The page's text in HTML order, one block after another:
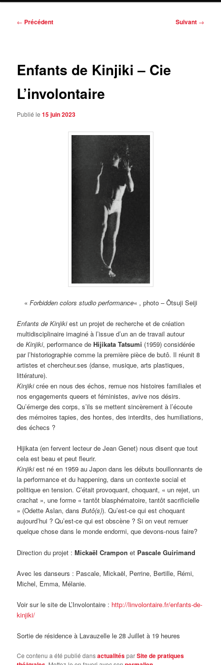
Navigation
← Précédent Suivant →
Enfants de Kinjiki – Cie
L’involontaire
Publié le15 juin 2023
« Forbidden colors studio performance« , photo – Ôtsuji Seiji
Enfants deKinjikiest un projet de recherche et de création
multidisciplinaire imaginé à l’issue d’un an de travail autour
deKinjiki, performance deHijikata Tatsumi (1959) considérée
par l’historiographie comme la première pièce de butô. Il réunit 8
artistes et chercheur.ses (danse, musique, arts plastiques,
littérature).
Kinjikicrée en nous des échos, remue nos histoires familiales et
nos engagements queers et féministes, avive nos désirs.
Qu’émerge des corps, s’ils se mettent sincèrement à l’écoute
des mémoires tapies, des hontes, des interdits, des humiliations,
des échecs ?
Hijikata (en fervent lecteur de Jean Genet) nous disent que tout
cela est beau et peut fleurir.
Kinjikiest né en 1959 au Japon dans les débuts bouillonnants de
la performance et du happening, dans un contexte social et
politique en tension. C’était provoquant, choquant, « un rejet, un
crachat », une forme « tantôt blasphématoire, tantôt sacrificielle
» (Odette Aslan, dansButô(s)). Qu’est-ce qui est choquant
aujourd’hui ? Qu’est-ce qui est obscène ? Si on veut remuer
quelque chose dans le monde endormi, que devons-nous faire?
Direction du projet :Mickaël Crampon et Pascale Guirimand
Avec les danseurs : Pascale, Mickaël, Perrine, Bertille, Rémi,
Michel, Emma, Mélanie.
Voir sur le site de L’Involontaire : http://linvolontaire.fr/enfants-de-
kinjiki/
Sortie de résidence à Lavauzelle le 28 Juillet à 19 heures
Ce contenu a été publié dansactualitésparSite de pratiques